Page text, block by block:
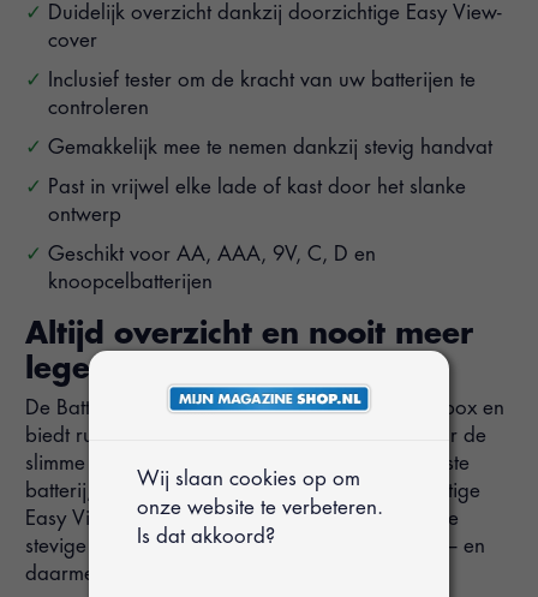
Duidelijk overzicht dankzij doorzichtige Easy View-
cover
Inclusief tester om de kracht van uw batterijen te
controleren
Gemakkelijk mee te nemen dankzij stevig handvat
Past in vrijwel elke lade of kast door het slanke
ontwerp
Geschikt voor AA, AAA, 9V, C, D en
knoopcelbatterijen
Altijd overzicht en nooit meer
lege batterijen
De Battery Daddy is een dubbelzijdige opbergbox en
biedt ruimte aan maar liefst 180 batterijen. Door de
slimme indeling vindt u in een oogopslag de juiste
batterij, zonder te hoeven zoeken. De doorzichtige
Easy View-deksel zorgt voor overzicht, terwijl de
stevige behuizing ongewenst contact voorkomt – en
daarmee het onnodig leeglopen van batterijen.
Wij slaan cookies op om
onze website te verbeteren.
Is dat akkoord?